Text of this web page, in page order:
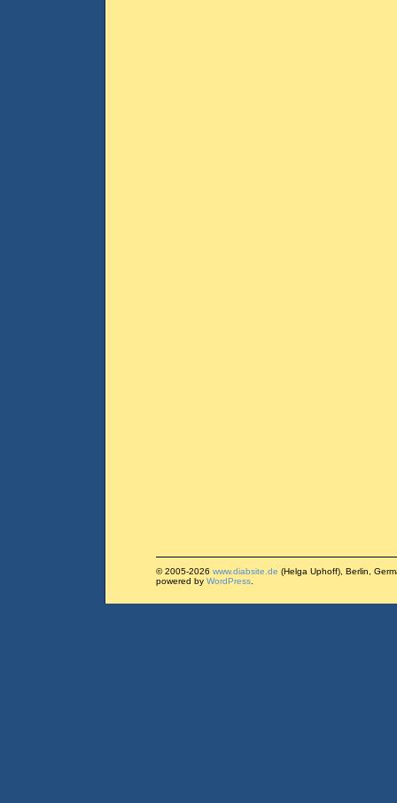
© 2005-2026 www.diabsite.de (Helga Uphoff), Berlin,
powered by WordPress.